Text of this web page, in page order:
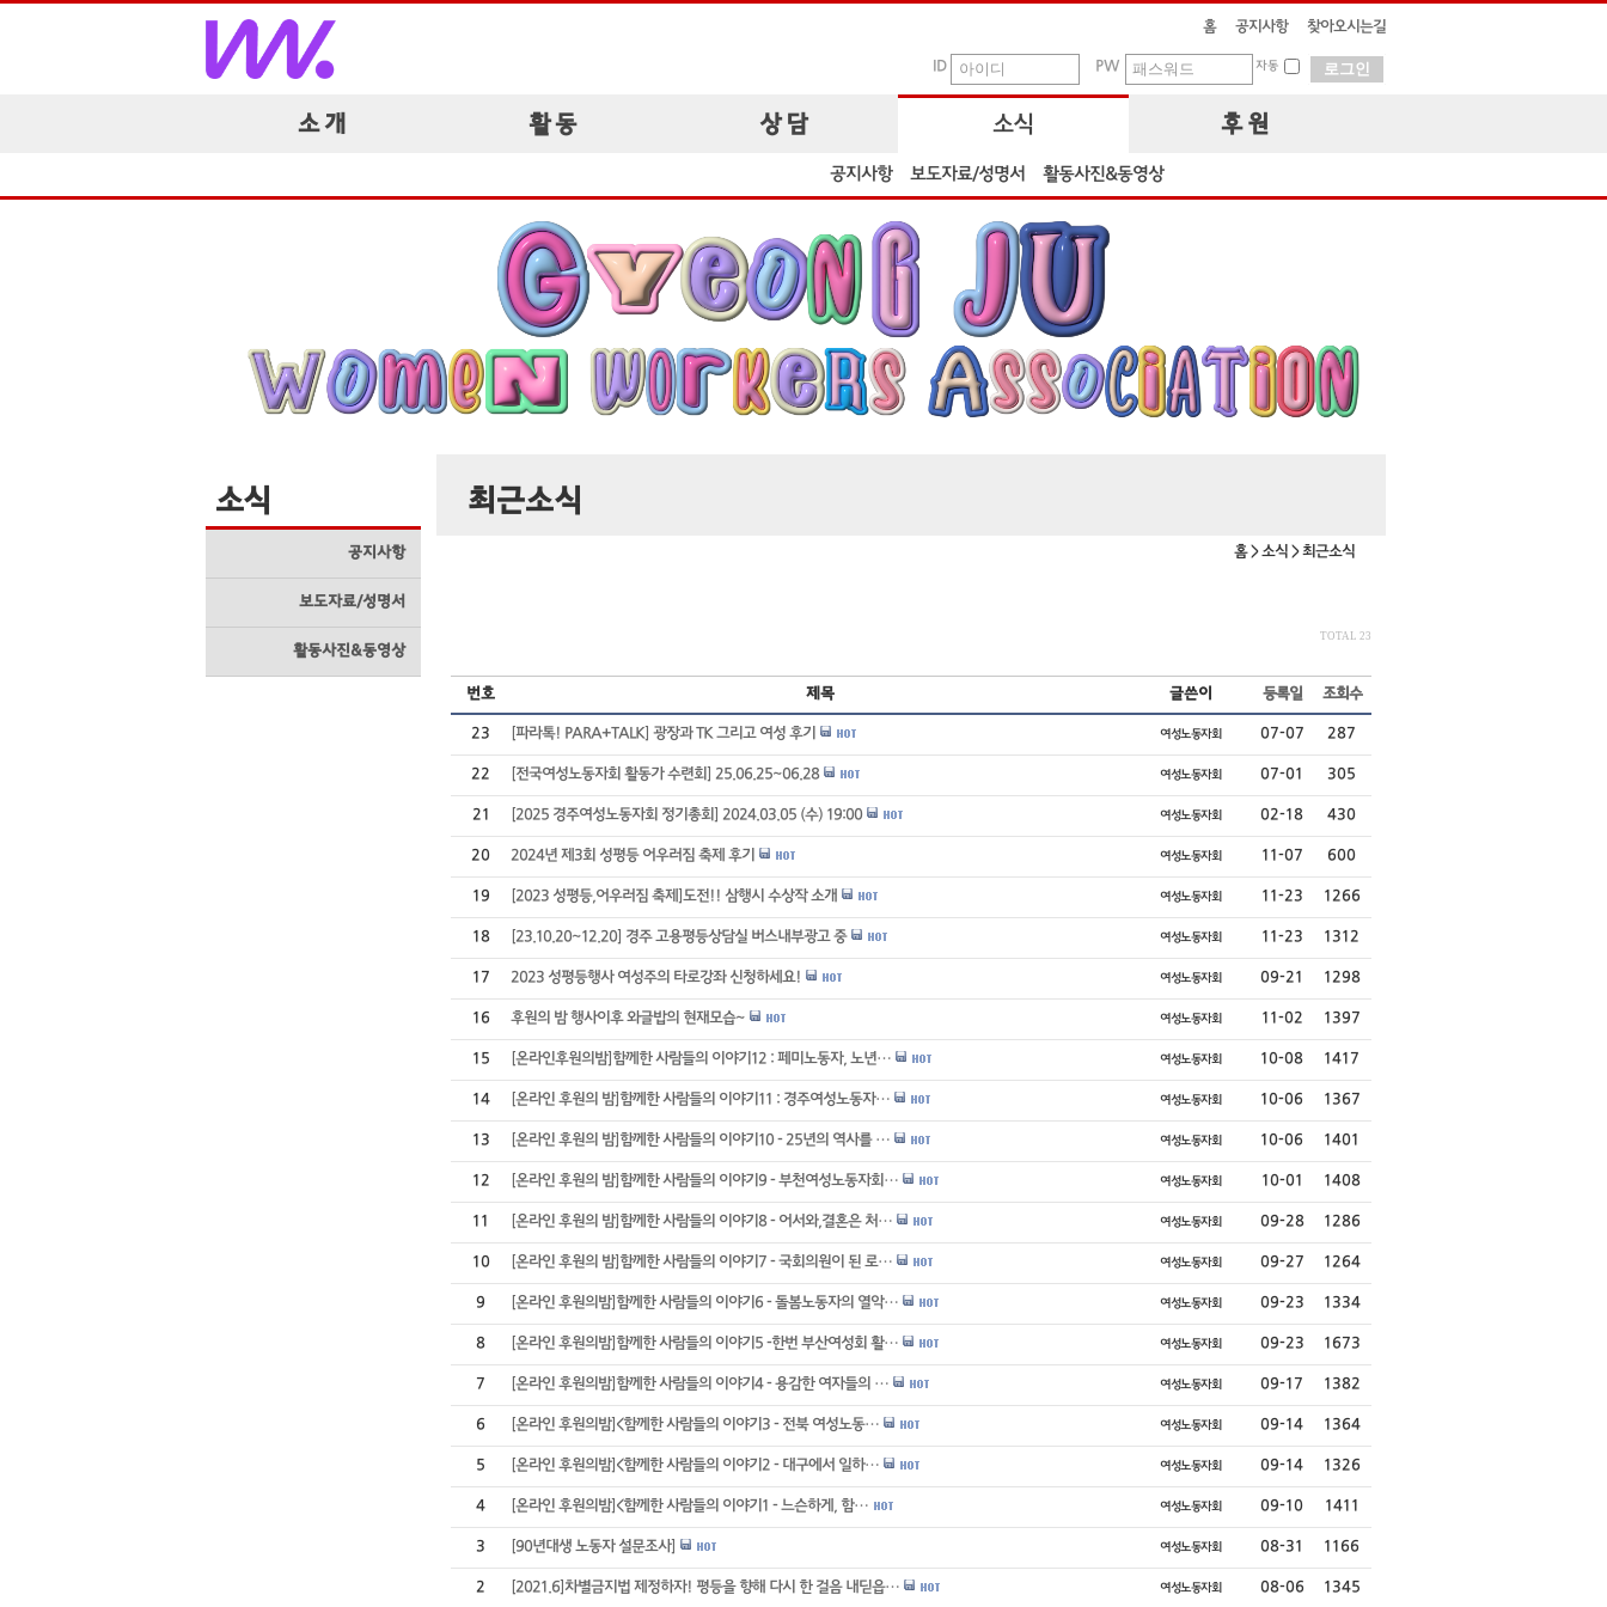
홈 공지사항 찾아오시는길
ID PW 자동
소 개 활 동 상 담 소식 후 원
공지사항 보도자료/성명서 활동사진&동영상
소식
공지사항
보도자료/성명서
활동사진&동영상
최근소식
홈 > 소식 > 최근소식
TOTAL 23
번호 제목 글쓴이 등록일 조회수
23 [파라톡! PARA+TALK] 광장과 TK 그리고 여성 후기 여성노동자회 07-07 287
22 [전국여성노동자회 활동가 수련회] 25.06.25~06.28 여성노동자회 07-01 305
21 [2025 경주여성노동자회 정기총회] 2024.03.05 (수) 19:00 여성노동자회 02-18 430
20 2024년 제3회 성평등 어우러짐 축제 후기 여성노동자회 11-07 600
19 [2023 성평등,어우러짐 축제]도전!! 삼행시 수상작 소개 여성노동자회 11-23 1266
18 [23.10.20~12.20] 경주 고용평등상담실 버스내부광고 중 여성노동자회 11-23 1312
17 2023 성평등행사 여성주의 타로강좌 신청하세요! 여성노동자회 09-21 1298
16 후원의 밤 행사이후 와글밥의 현재모습~ 여성노동자회 11-02 1397
15 [온라인후원의밤]함께한 사람들의 이야기12 : 페미노동자, 노년… 여성노동자회 10-08 1417
14 [온라인 후원의 밤]함께한 사람들의 이야기11 : 경주여성노동자… 여성노동자회 10-06 1367
13 [온라인 후원의 밤]함께한 사람들의 이야기10 - 25년의 역사를 … 여성노동자회 10-06 1401
12 [온라인 후원의 밤]함께한 사람들의 이야기9 - 부천여성노동자회… 여성노동자회 10-01 1408
11 [온라인 후원의 밤]함께한 사람들의 이야기8 - 어서와,결혼은 처… 여성노동자회 09-28 1286
10 [온라인 후원의 밤]함께한 사람들의 이야기7 - 국회의원이 된 로… 여성노동자회 09-27 1264
9 [온라인 후원의밤]함께한 사람들의 이야기6 - 돌봄노동자의 열악… 여성노동자회 09-23 1334
8 [온라인 후원의밤]함께한 사람들의 이야기5 -한번 부산여성회 활… 여성노동자회 09-23 1673
7 [온라인 후원의밤]함께한 사람들의 이야기4 - 용감한 여자들의 … 여성노동자회 09-17 1382
6 [온라인 후원의밤]<함께한 사람들의 이야기3 - 전북 여성노동… 여성노동자회 09-14 1364
5 [온라인 후원의밤]<함께한 사람들의 이야기2 - 대구에서 일하… 여성노동자회 09-14 1326
4 [온라인 후원의밤]<함께한 사람들의 이야기1 - 느슨하게, 함… 여성노동자회 09-10 1411
3 [90년대생 노동자 설문조사] 여성노동자회 08-31 1166
2 [2021.6]차별금지법 제정하자! 평등을 향해 다시 한 걸음 내딛읍… 여성노동자회 08-06 1345